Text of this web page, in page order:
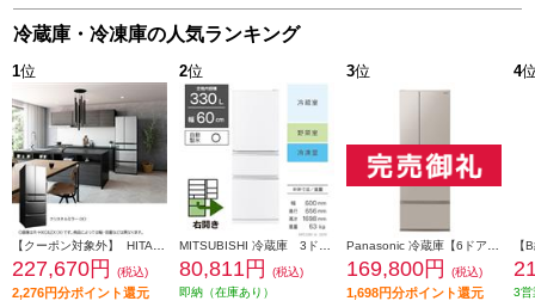
冷蔵庫・冷凍庫の人気ランキング
1位
227,670円 (税込)
2,276円分ポイント還元
2位
80,811円
(税込)
即納（在庫あり）
3位
169,800円 (税込)
1,698円分ポイント還元
4
3営